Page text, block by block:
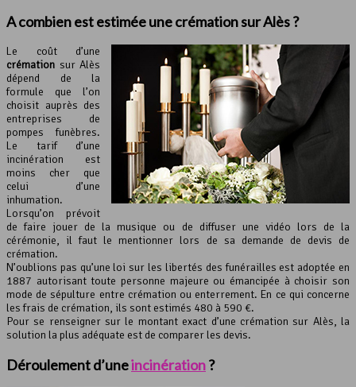
A combien est estimée une crémation sur Alès ?
Le coût d’une
crémation sur Alès
dépend de la
formule que l’on
choisit auprès des
entreprises de
pompes funèbres.
Le tarif d’une
incinération est
moins cher que
celui d’une
inhumation.
Lorsqu’on prévoit
de faire jouer de la musique ou de diffuser une vidéo lors de la
cérémonie, il faut le mentionner lors de sa demande de devis de
crémation.
N’oublions pas qu’une loi sur les libertés des funérailles est adoptée en
1887 autorisant toute personne majeure ou émancipée à choisir son
mode de sépulture entre crémation ou enterrement. En ce qui concerne
les frais de crémation, ils sont estimés 480 à 590 €.
Pour se renseigner sur le montant exact d’une crémation sur Alès, la
solution la plus adéquate est de comparer les devis.
Déroulement d’uneincinération?